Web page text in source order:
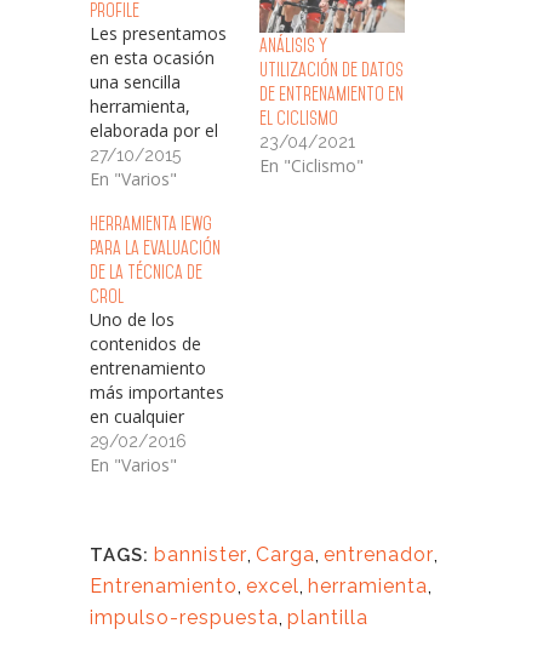
Profile
Les presentamos
en esta ocasión
una sencilla
herramienta,
elaborada por el
equipo del IEWG,
y que sin embargo
utilidad para la
evaluación y el
control del
rendimiento de
ciclistas y
triatletas.
Hablamos de un
sencillo archivo
Excel (.xls) en el
que el entrenador
será capaz de…
27/10/2015
En "Varios"
Análisis y
Utilización de Datos
de Entrenamiento en
el Ciclismo
23/04/2021
En "Ciclismo"
Herramienta IEWG
para la evaluación
de la técnica de
Crol
Uno de los
contenidos de
entrenamiento
más importantes
en cualquier
disciplina de la
natación es el
duda. Sin
embargo, los
entrenadores de
campo muchas
29/02/2016
En "Varios"
TAGS: bannister, Carga, entrenador,
Entrenamiento, excel, herramienta,
impulso-respuesta, plantilla